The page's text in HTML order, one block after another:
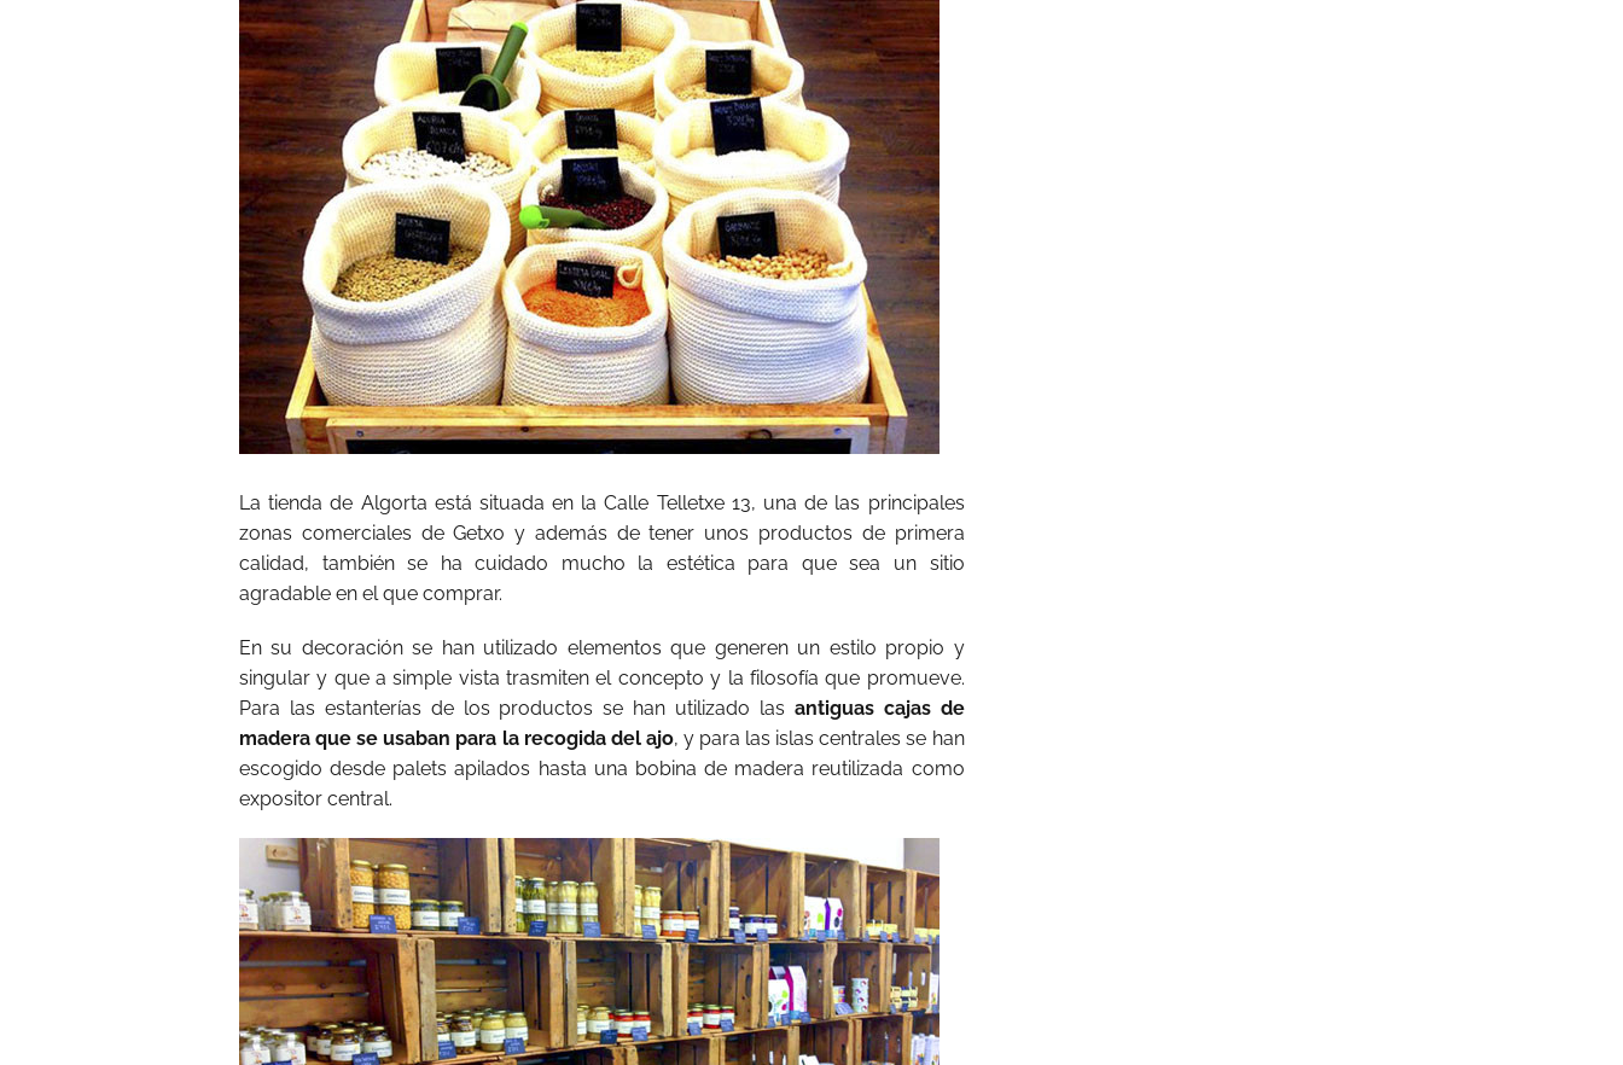
La tienda de Algorta está situada en la Calle Telletxe 13, una de las principales
zonas comerciales de Getxo y además de tener unos productos de primera
calidad, también se ha cuidado mucho la estética para que sea un sitio
agradable en el que comprar.
En su decoración se han utilizado elementos que generen un estilo propio y
singular y que a simple vista trasmiten el concepto y la filosofía que promueve.
Para las estanterías de los productos se han utilizado las antiguas cajas de
madera que se usaban para la recogida del ajo, y para las islas centrales se han
escogido desde palets apilados hasta una bobina de madera reutilizada como
expositor central.